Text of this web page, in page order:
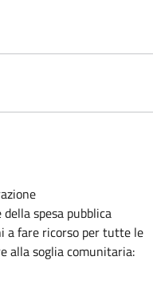
spesa pubblica
a fare ricorso per tutte le
alla soglia comunitaria: